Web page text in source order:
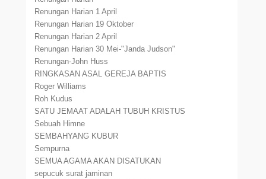
Renungan Harian 1 April
Renungan Harian 19 Oktober
Renungan Harian 2 April
Renungan Harian 30 Mei-"Janda Judson"
Renungan-John Huss
RINGKASAN ASAL GEREJA BAPTIS
Roger Williams
Roh Kudus
SATU JEMAAT ADALAH TUBUH KRISTUS
Sebuah Himne
SEMBAHYANG KUBUR
Sempurna
SEMUA AGAMA AKAN DISATUKAN
sepucuk surat jaminan